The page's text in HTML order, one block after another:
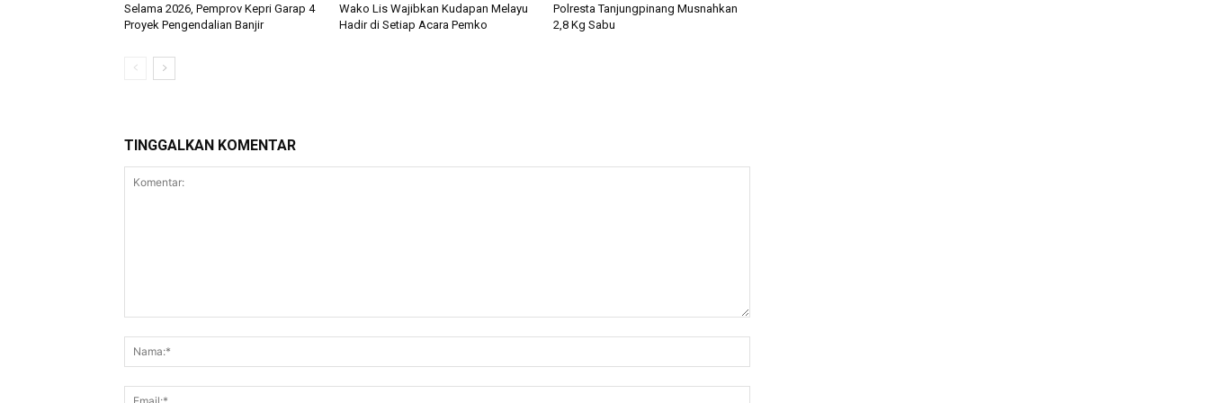
Selama 2026, Pemprov Kepri Garap 4
Proyek Pengendalian Banjir
Wako Lis Wajibkan Kudapan Melayu
Hadir di Setiap Acara Pemko
Polresta Tanjungpinang Musnahkan
2,8 Kg Sabu
TINGGALKAN KOMENTAR